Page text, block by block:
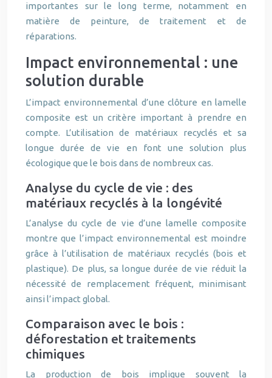
importantes sur le long terme, notamment en
matière de peinture, de traitement et de
réparations.
Impact environnemental : une
solution durable
L’impact environnemental d’une clôture en lamelle
composite est un critère important à prendre en
compte. L’utilisation de matériaux recyclés et sa
longue durée de vie en font une solution plus
écologique que le bois dans de nombreux cas.
Analyse du cycle de vie : des
matériaux recyclés à la longévité
L’analyse du cycle de vie d’une lamelle composite
montre que l’impact environnemental est moindre
grâce à l’utilisation de matériaux recyclés (bois et
plastique). De plus, sa longue durée de vie réduit la
nécessité de remplacement fréquent, minimisant
ainsi l’impact global.
Comparaison avec le bois :
déforestation et traitements
chimiques
La production de bois implique souvent la